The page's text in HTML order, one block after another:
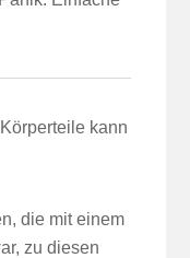
kann
die mit einem
zu diesen